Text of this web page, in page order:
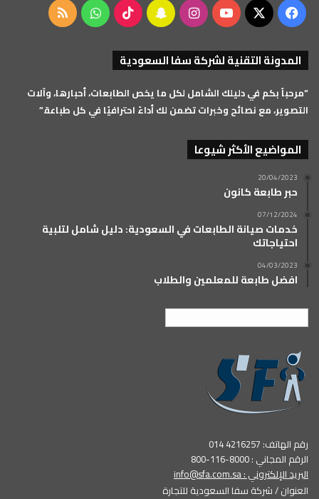
فيسبوك
‫X
‫YouTubeانستقرامسناب ‫TikTok واتساب ملخص
المدونة التقنية لشركة سفا السعودية
“مرحباً بكم في دليلك الشامل لكل ما يخص الطابعات، أحبارها، وآلات
التصوير، مع نصائح وخبرات تضمن لك أداءً احترافيًا في كل طباعة.”
المواضيع الأكثر شيوعا
20/04/2023
حبر طابعة كانون
07/12/2024
خدمات صيانة الطابعات في السعودية: دليل شامل لتلبية
احتياجاتك
04/03/2023
افضل طابعة للمعلمين والطلاب
رقم الهاتف: 4216257 014
الرقم المجاني : 8000-116-800
البريد الإلكتروني :info@sfa.com.sa
العنوان / شركة سفا السعودية للتجارة